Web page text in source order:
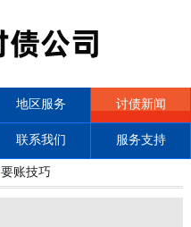
地区服务 讨债新闻
联系我们 服务支持
要账技巧